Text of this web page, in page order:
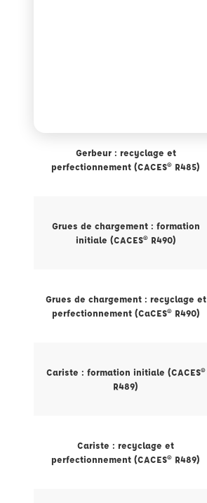
Gerbeur : recyclage et
perfectionnement (CACES® R485)
Grues de chargement : formation
initiale (CACES® R490)
Grues de chargement : recyclage et
perfectionnement (CaCES® R490)
Cariste : formation initiale (CACES®
R489)
Cariste : recyclage et
perfectionnement (CACES® R489)